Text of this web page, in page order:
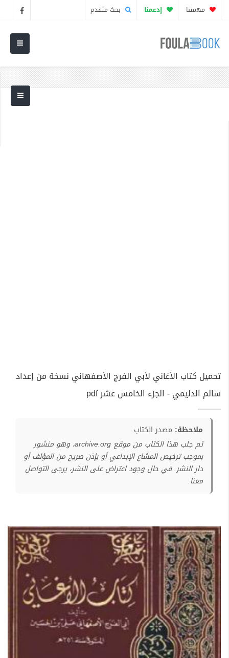
مهمتنا إدعمنا بحث متقدم
تحميل كتاب الأغاني لأبي الفرج الأصفهاني نسخة من إعداد
سالم الدليمي - الجزء الخامس عشر pdf
ملاحظة: مصدر الكتاب
تم جلب هذا الكتاب من موقع archive.org، وهو منشور
بموجب ترخيص المشاع الإبداعي أو بإذن صريح من المؤلف أو
دار النشر. في حال وجود اعتراض على النشر، يرجى التواصل
معنا.